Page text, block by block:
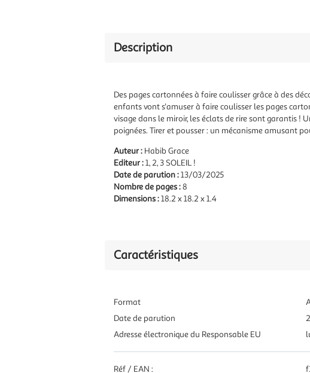
Description
Des pages cartonnées à faire coulisser grâce à des
enfants vont s'amuser à faire coulisser les pages
visage dans le miroir, les éclats de rire sont garantis !
poignées. Tirer et pousser : un mécanisme amusant
Auteur : Habib Grace
Editeur :1, 2, 3 SOLEIL !
Date de parution :13/03/2025
Nombre de pages :8
Dimensions :18.2 x 18.2 x 1.4
Caractéristiques
Format
Date de parution
Adresse électronique du Responsable EU
Réf / EAN :